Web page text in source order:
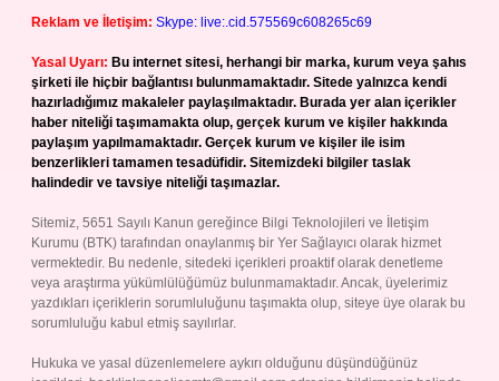
Reklam ve İletişim: Skype: live:.cid.575569c608265c69
Yasal Uyarı: Bu internet sitesi, herhangi bir marka, kurum veya şahıs
şirketi ile hiçbir bağlantısı bulunmamaktadır. Sitede yalnızca kendi
hazırladığımız makaleler paylaşılmaktadır. Burada yer alan içerikler
haber niteliği taşımamakta olup, gerçek kurum ve kişiler hakkında
paylaşım yapılmamaktadır. Gerçek kurum ve kişiler ile isim
benzerlikleri tamamen tesadüfidir. Sitemizdeki bilgiler taslak
halindedir ve tavsiye niteliği taşımazlar.
Sitemiz, 5651 Sayılı Kanun gereğince Bilgi Teknolojileri ve İletişim
Kurumu (BTK) tarafından onaylanmış bir Yer Sağlayıcı olarak hizmet
vermektedir. Bu nedenle, sitedeki içerikleri proaktif olarak denetleme
veya araştırma yükümlülüğümüz bulunmamaktadır. Ancak, üyelerimiz
yazdıkları içeriklerin sorumluluğunu taşımakta olup, siteye üye olarak bu
sorumluluğu kabul etmiş sayılırlar.
Hukuka ve yasal düzenlemelere aykırı olduğunu düşündüğünüz